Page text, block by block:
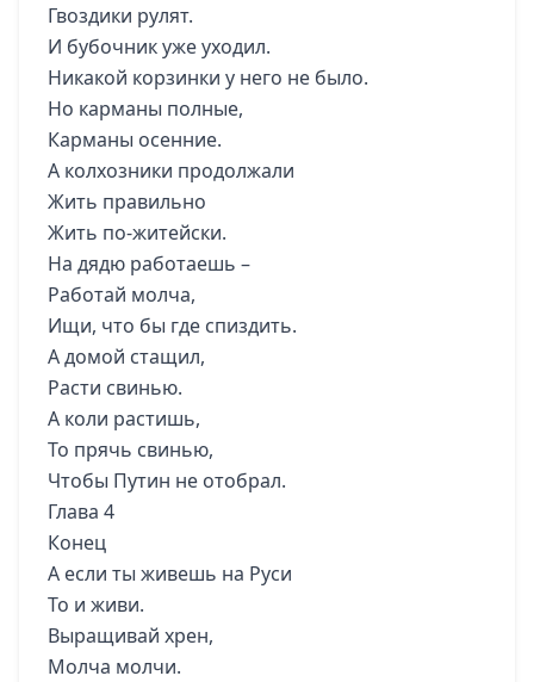
Гвоздики рулят.
И бубочник уже уходил.
Никакой корзинки у него не было.
Но карманы полные,
Карманы осенние.
А колхозники продолжали
Жить правильно
Жить по-житейски.
На дядю работаешь –
Работай молча,
Ищи, что бы где спиздить.
А домой стащил,
Расти свинью.
А коли растишь,
То прячь свинью,
Чтобы Путин не отобрал.
Глава 4
Конец
А если ты живешь на Руси
То и живи.
Выращивай хрен,
Молча молчи.